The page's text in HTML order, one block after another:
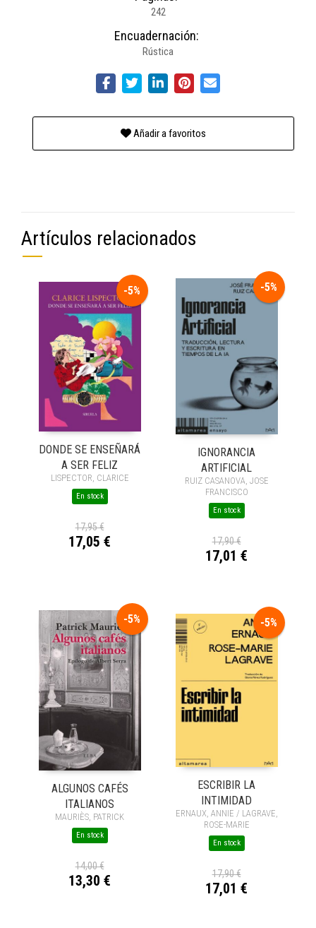
242
Encuadernación:
Rústica
Añadir a favoritos
Artículos relacionados
-5%
DONDE SE ENSEÑARÁ
A SER FELIZ
LISPECTOR, CLARICE
En stock
17,95 €
17,05 €
-5%
IGNORANCIA
ARTIFICIAL
RUIZ CASANOVA, JOSE
FRANCISCO
En stock
17,90 €
17,01 €
-5%
ALGUNOS CAFÉS
ITALIANOS
MAURIÈS, PATRICK
En stock
14,00 €
13,30 €
-5%
ESCRIBIR LA
INTIMIDAD
ERNAUX, ANNIE / LAGRAVE,
ROSE-MARIE
En stock
17,90 €
17,01 €